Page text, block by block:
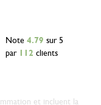
Note 4.79 sur 5
par
112 clients
et incluent la